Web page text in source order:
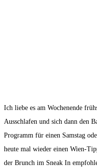
Ich liebe es am Wochenende
Ausschlafen und sich dann den
Programm für einen Samstag
heute mal wieder einen Wien-
der Brunch im Sneak In